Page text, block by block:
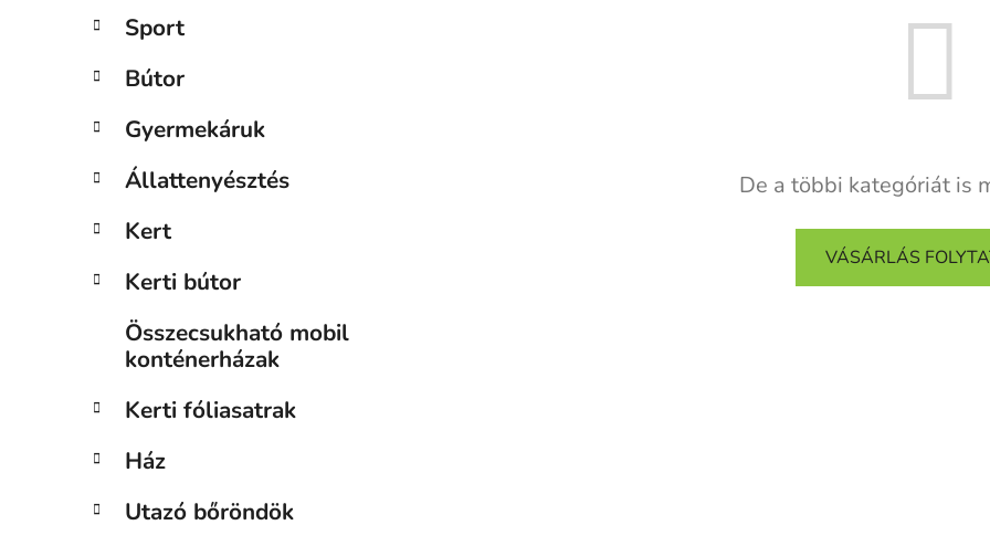
p
a
e
á
Sport
Bútor
Gyermekáruk
Állattenyésztés
Kert
Kerti bútor
Összecsukható mobil
konténerházak
Kerti fóliasatrak
Ház
Utazó bőröndök
De a többi kategóriát is
VÁSÁRLÁS